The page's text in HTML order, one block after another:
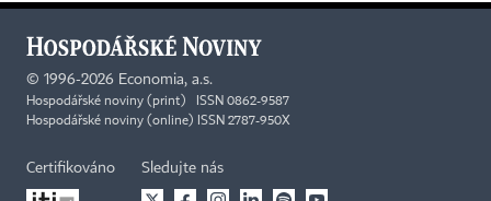
© 1996-2026 Economia, a.s.
Hospodářské noviny (print) ISSN 0862-9587
Hospodářské noviny (online) ISSN 2787-950X
Certifikováno Sledujte nás